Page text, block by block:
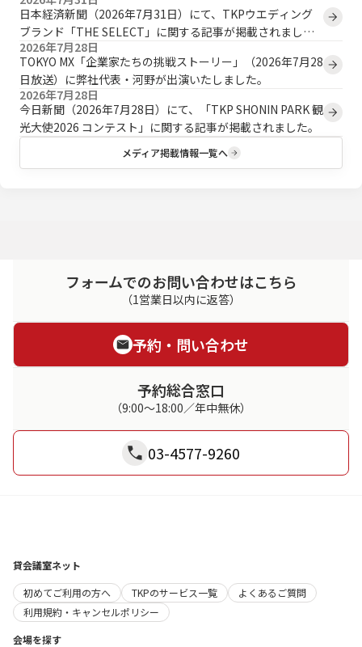
日本経済新聞（2026年7月31日）にて、TKPウエディング
ブランド「THE SELECT」に関する記事が掲載されまし
た。
2026年7月28日
TOKYO MX「企業家たちの挑戦ストーリー」（2026年7月28
日放送）に弊社代表・河野が出演いたしました。
2026年7月28日
今日新聞（2026年7月28日）にて、「TKP SHONIN PARK 観
光大使2026 コンテスト」に関する記事が掲載されました。
メディア掲載情報一覧へ
フォームでのお問い合わせはこちら
（1営業日以内に返答）
予約・問い合わせ
予約総合窓口
（9:00～18:00／年中無休）
03-4577-9260
貸会議室ネット
初めてご利用の方へ
TKPのサービス一覧
よくあるご質問
利用規約・キャンセルポリシー
会場を探す